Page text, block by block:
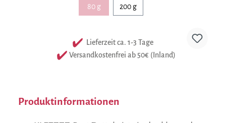
80 g
(Diese Option ist zurzeit nicht verfügbar.)
200 g
Lieferzeit ca. 1-3 Tage
Versandkostenfrei ab 50€ (Inland)
Produktinformationen